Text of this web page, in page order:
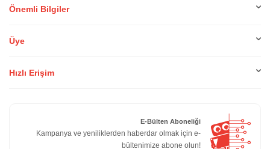
Önemli Bilgiler
Üye
Hızlı Erişim
E-Bülten Aboneliği
Kampanya ve yeniliklerden haberdar olmak için e-
bültenimize abone olun!